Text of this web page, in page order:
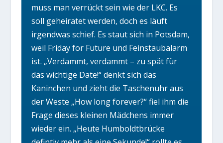
muss man verrückt sein wie der LKC. Es
soll geheiratet werden, doch es läuft
irgendwas schief. Es staut sich in Potsdam,
weil Friday for Future und Feinstaubalarm
ist. „Verdammt, verdammt – zu spät für
das wichtige Date!“ denkt sich das
Kaninchen und zieht die Taschenuhr aus
der Weste „How long forever?“ fiel ihm die
Frage dieses kleinen Mädchens immer
wieder ein. „Heute Humboldtbrücke